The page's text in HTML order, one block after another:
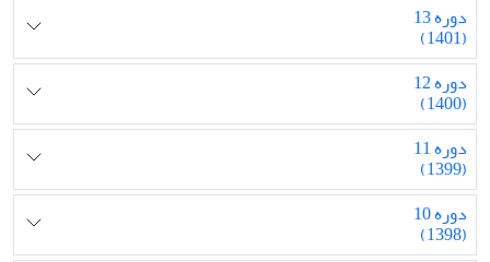
دوره 13
(1401)
دوره 12
(1400)
دوره 11
(1399)
دوره 10
(1398)